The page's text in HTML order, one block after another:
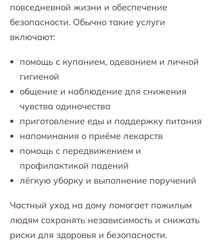
повседневной жизни и обеспечение
безопасности. Обычно такие услуги
включают:
помощь с купанием, одеванием и личной
гигиеной
общение и наблюдение для снижения
чувства одиночества
приготовление еды и поддержку питания
напоминания о приёме лекарств
помощь с передвижением и
профилактикой падений
лёгкую уборку и выполнение поручений
Частный уход на дому помогает пожилым
людям сохранять независимость и снижать
риски для здоровья и безопасности.